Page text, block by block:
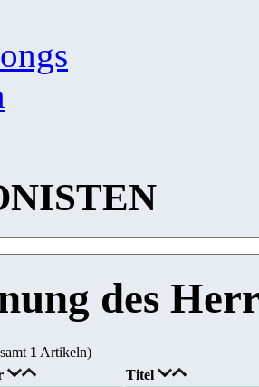
des
1 Artikeln)
Titel